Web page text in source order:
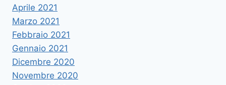
Aprile 2021
Marzo 2021
Febbraio 2021
Gennaio 2021
Dicembre 2020
Novembre 2020